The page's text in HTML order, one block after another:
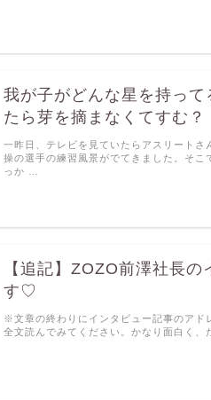
我が子がどんな星を持って
たら芽を摘まなくてすむ？
一昨日、テレビを見ていたらアスリートさ
操の選手の練習風景がでてきました。そこ
っか …
【追記】ZOZO前澤社長
す♡
※文章の終わりにインタビュー記事のアド
全文読んでみてください。かなり面白く